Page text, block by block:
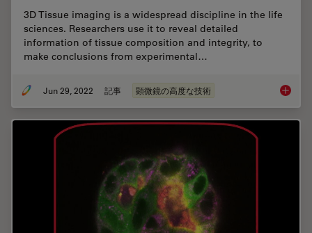
3D Tissue imaging is a widespread discipline in the life
sciences. Researchers use it to reveal detailed
information of tissue composition and integrity, to
make conclusions from experimental…
Jun 29, 2022 記事 顕微鏡の高度な技術 3D